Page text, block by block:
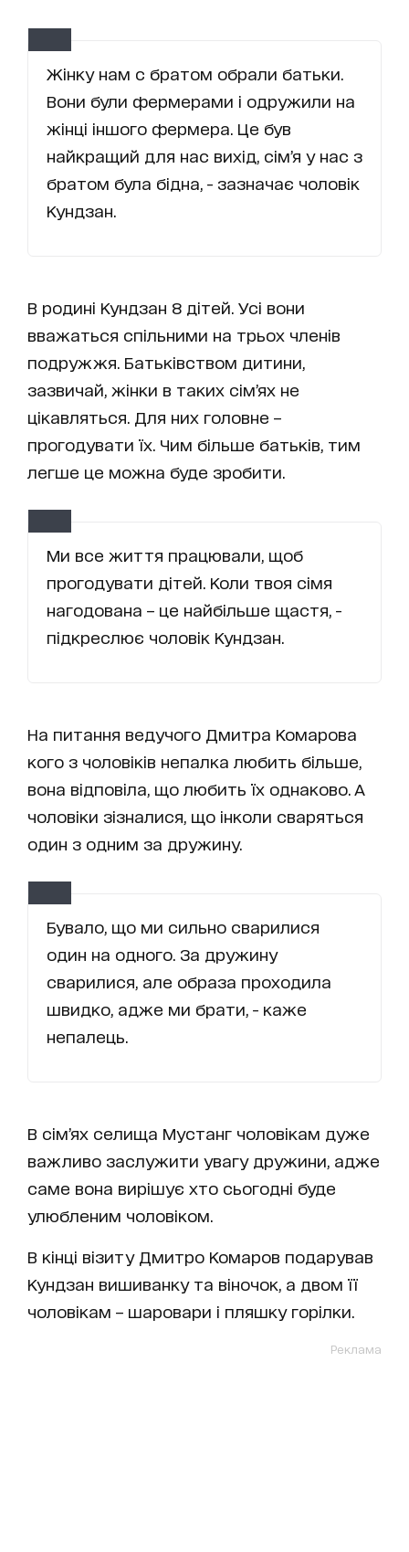
Жінку нам с братом обрали батьки.
Вони були фермерами і одружили на
жінці іншого фермера. Це був
найкращий для нас вихід, сім’я у нас з
братом була бідна, - зазначає чоловік
Кундзан.
В родині Кундзан 8 дітей. Усі вони
вважаться спільними на трьох членів
подружжя. Батьківством дитини,
зазвичай, жінки в таких сім’ях не
цікавляться. Для них головне –
прогодувати їх. Чим більше батьків, тим
легше це можна буде зробити.
Ми все життя працювали, щоб
прогодувати дітей. Коли твоя сімя
нагодована – це найбільше щастя, -
підкреслює чоловік Кундзан.
На питання ведучого Дмитра Комарова
кого з чоловіків непалка любить більше,
вона відповіла, що любить їх однаково. А
чоловіки зізналися, що інколи сваряться
один з одним за дружину.
Бувало, що ми сильно сварилися
один на одного. За дружину
сварилися, але образа проходила
швидко, адже ми брати, - каже
непалець.
В сім’ях селища Мустанг чоловікам дуже
важливо заслужити увагу дружини, адже
саме вона вирішує хто сьогодні буде
улюбленим чоловіком.
В кінці візиту Дмитро Комаров подарував
Кундзан вишиванку та віночок, а двом її
чоловікам – шаровари і пляшку горілки.
Реклама